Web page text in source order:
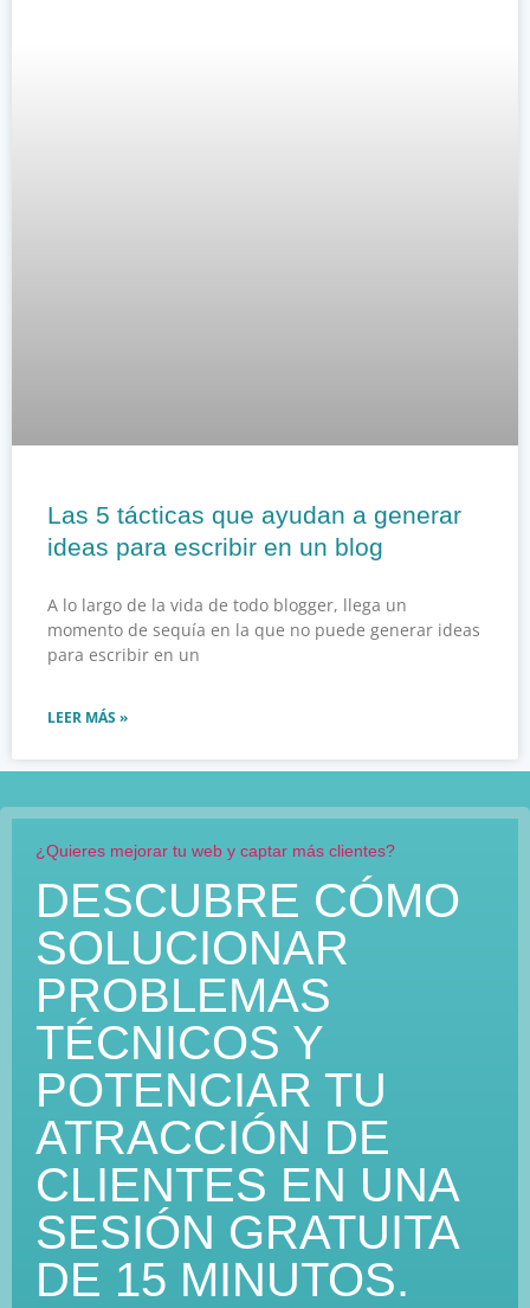
Las 5 tácticas que ayudan a generar
ideas para escribir en un blog
A lo largo de la vida de todo blogger, llega un
momento de sequía en la que no puede generar ideas
para escribir en un
LEER MÁS »
¿Quieres mejorar tu web y captar más clientes?
DESCUBRE CÓMO
SOLUCIONAR
PROBLEMAS
TÉCNICOS Y
POTENCIAR TU
ATRACCIÓN DE
CLIENTES EN UNA
SESIÓN GRATUITA
DE 15 MINUTOS.